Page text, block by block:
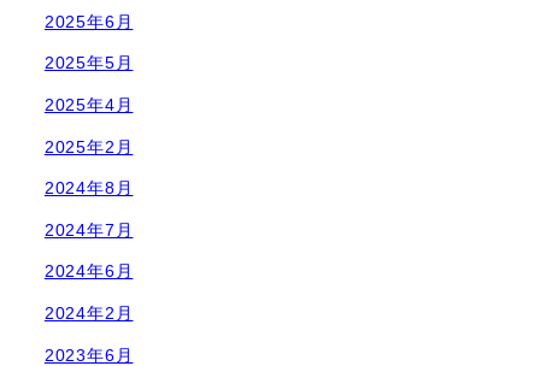
2025年6月
2025年5月
2025年4月
2025年2月
2024年8月
2024年7月
2024年6月
2024年2月
2023年6月